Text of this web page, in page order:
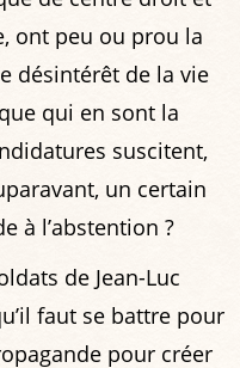
ont peu ou prou la
désintérêt de la vie
qui en sont la
suscitent,
un certain
à l’abstention ?
de Jean-Luc
faut se battre pour
pour créer